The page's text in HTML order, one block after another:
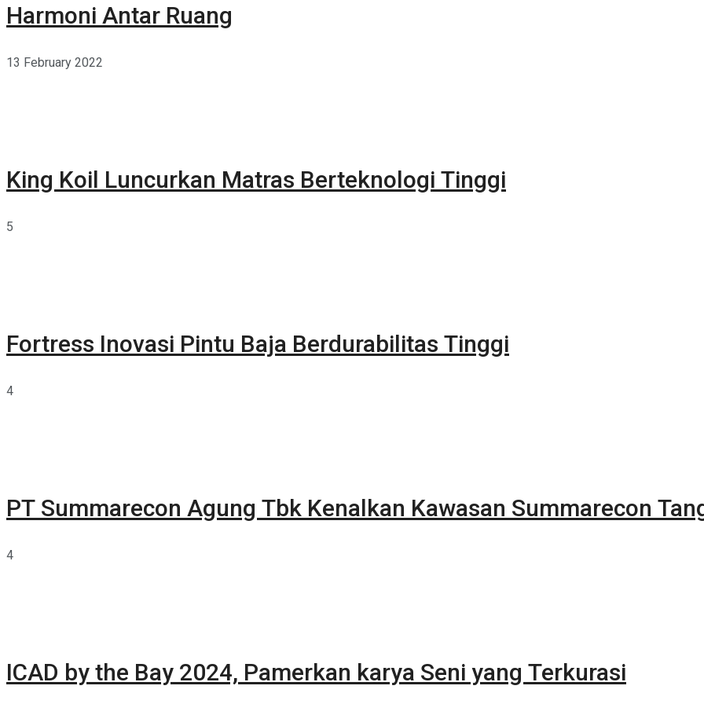
Harmoni Antar Ruang
13 February 2022
King Koil Luncurkan Matras Berteknologi Tinggi
5
Fortress Inovasi Pintu Baja Berdurabilitas Tinggi
4
PT Summarecon Agung Tbk Kenalkan Kawasan Summarecon
4
ICAD by the Bay 2024, Pamerkan karya Seni yang Terkurasi